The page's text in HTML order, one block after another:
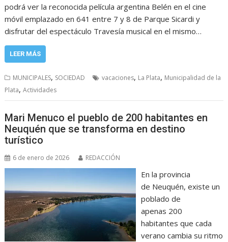
podrá ver la reconocida película argentina Belén en el cine
móvil emplazado en 641 entre 7 y 8 de Parque Sicardi y
disfrutar del espectáculo Travesía musical en el mismo…
LEER MÁS
MUNICIPALES, SOCIEDAD vacaciones, La Plata, Municipalidad de la
Plata,Actividades
Mari Menuco el pueblo de 200 habitantes en
Neuquén que se transforma en destino
turístico
6 de enero de 2026 REDACCIÓN
En la provincia
de Neuquén, existe un
poblado de
apenas 200
habitantes que cada
verano cambia su ritmo